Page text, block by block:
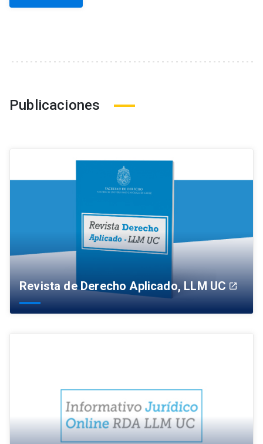
Publicaciones
Revista de Derecho Aplicado, LLM UC launch